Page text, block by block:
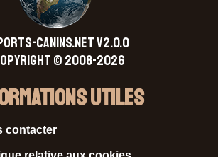
CANINS.NET V2.0.0
© 2008-2026
Utiles
contacter